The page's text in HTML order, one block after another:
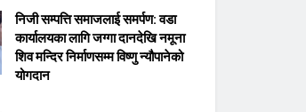
निजी सम्पत्ति समाजलाई समर्पण: वडा
कार्यालयका लागि जग्गा दानदेखि नमूना
शिव मन्दिर निर्माणसम्म विष्णु न्यौपानेको
योगदान